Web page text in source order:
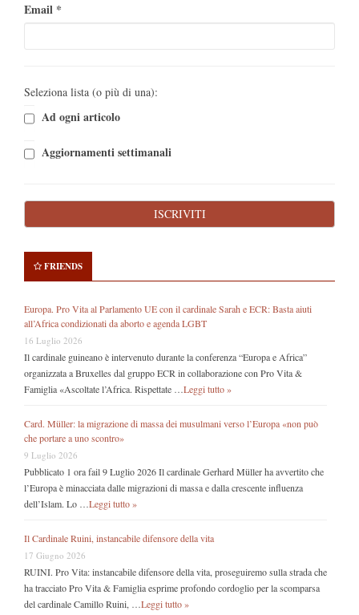
Email *
Seleziona lista (o più di una):
Ad ogni articolo
Aggiornamenti settimanali
FRIENDS
Europa. Pro Vita al Parlamento UE con il cardinale Sarah e ECR: Basta aiuti
all’Africa condizionati da aborto e agenda LGBT
16 Luglio 2026
Il cardinale guineano è intervenuto durante la conferenza “Europa e Africa”
organizzata a Bruxelles dal gruppo ECR in collaborazione con Pro Vita &
Famiglia «Ascoltate l’Africa. Rispettate … Leggi tutto »
Card. Müller: la migrazione di massa dei musulmani verso l’Europa «non può
che portare a uno scontro»
9 Luglio 2026
Pubblicato 1 ora fail 9 Luglio 2026 Il cardinale Gerhard Müller ha avvertito che
l’Europa è minacciata dalle migrazioni di massa e dalla crescente influenza
dell’Islam. Lo … Leggi tutto »
Il Cardinale Ruini, instancabile difensore della vita
17 Giugno 2026
RUINI. Pro Vita: instancabile difensore della vita, proseguiremo sulla strada che
ha tracciato Pro Vita & Famiglia esprime profondo cordoglio per la scomparsa
del cardinale Camillo Ruini, … Leggi tutto »